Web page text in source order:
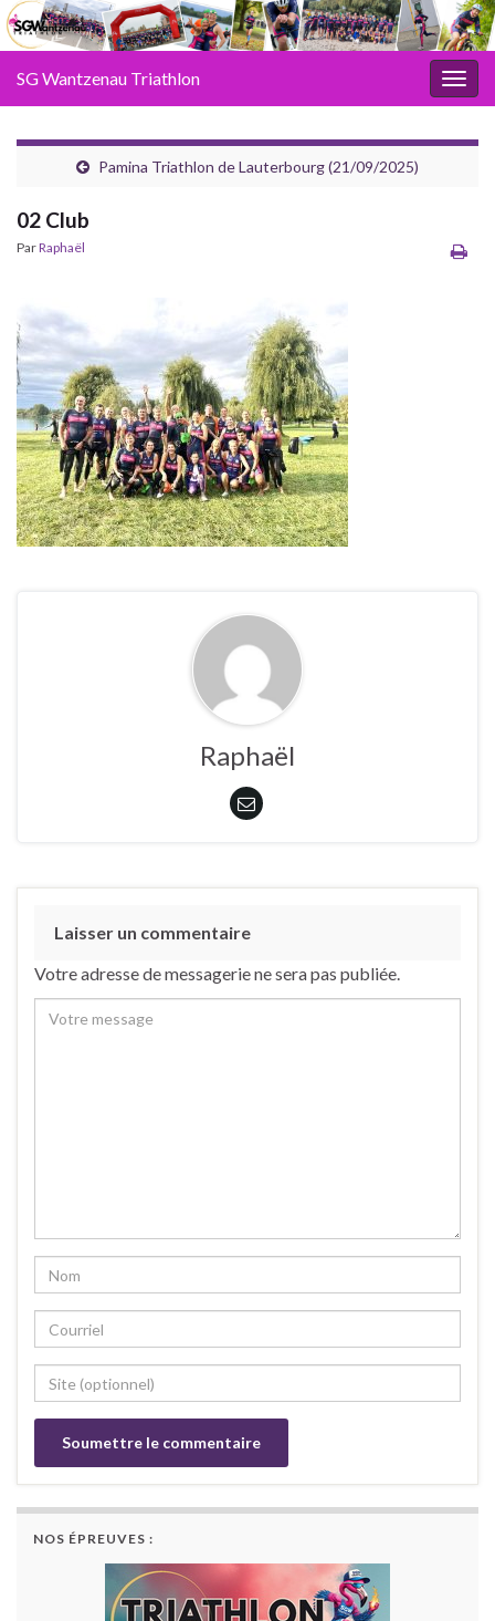
SG Wantzenau Triathlon
Pamina Triathlon de Lauterbourg (21/09/2025)
02 Club
ParRaphaël
Raphaël
Laisser un commentaire
Votre adresse de messagerie ne sera pas publiée.
NOS ÉPREUVES :